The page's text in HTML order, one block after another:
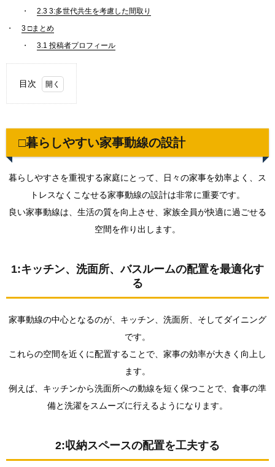
2.3 3:多世代共生を考慮した間取り
3 □まとめ
3.1 投稿者プロフィール
目次
1.
らし
やす
い家
線の
設計
1:キッ
ムの配
1.2.
スペー
スの配
1.3.
ングと
の連携
□暮らしやすい家事動線の設計
暮らしやすさを重視する家庭にとって、日々の家事を効率よく、ス
トレスなくこなせる家事動線の設計は非常に重要です。
良い家事動線は、生活の質を向上させ、家族全員が快適に過ごせる
空間を作り出します。
1:キッチン、洗面所、バスルームの配置を最適化す
る
家事動線の中心となるのが、キッチン、洗面所、そしてダイニング
です。
これらの空間を近くに配置することで、家事の効率が大きく向上し
ます。
例えば、キッチンから洗面所への動線を短く保つことで、食事の準
備と洗濯をスムーズに行えるようになります。
2:収納スペースの配置を工夫する